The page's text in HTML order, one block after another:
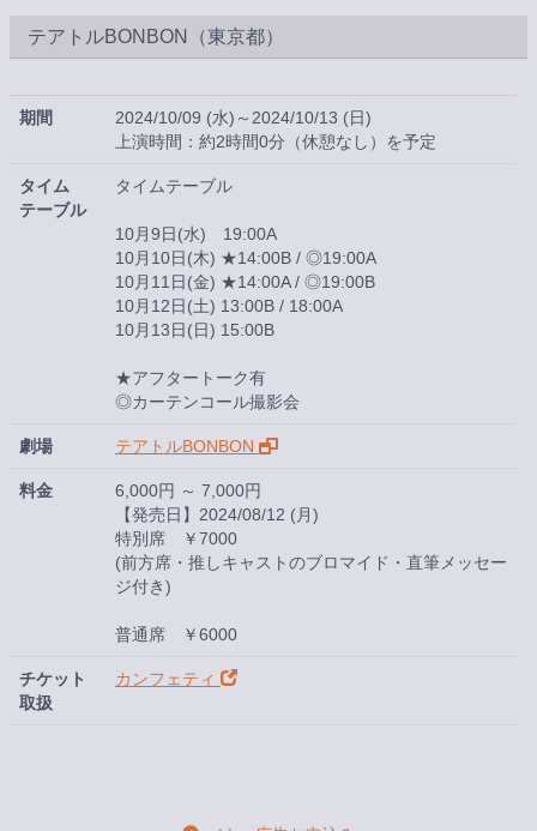
テアトルBONBON（東京都）
期間
2024/10/09 (水)～2024/10/13 (日)
上演時間：約2時間0分（休憩なし）を予定
タイム
テーブル
タイムテーブル
10月9日(水) 19:00A
10月10日(木) ★14:00B / ◎19:00A
10月11日(金) ★14:00A / ◎19:00B
10月12日(土) 13:00B / 18:00A
10月13日(日) 15:00B
★アフタートーク有
◎カーテンコール撮影会
劇場 テアトルBONBON
料金
6,000円 ～ 7,000円
【発売日】2024/08/12 (月)
特別席 ￥7000
(前方席・推しキャストのブロマイド・直筆メッセー
ジ付き)
普通席 ￥6000
チケット
取扱
カンフェティ